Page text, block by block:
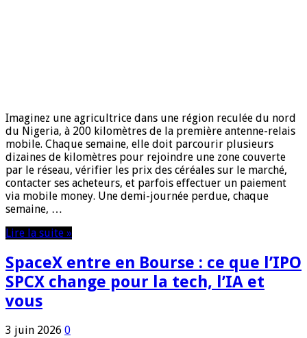
Imaginez une agricultrice dans une région reculée du nord
du Nigeria, à 200 kilomètres de la première antenne-relais
mobile. Chaque semaine, elle doit parcourir plusieurs
dizaines de kilomètres pour rejoindre une zone couverte
par le réseau, vérifier les prix des céréales sur le marché,
contacter ses acheteurs, et parfois effectuer un paiement
via mobile money. Une demi-journée perdue, chaque
semaine, …
Lire la suite »
SpaceX entre en Bourse : ce que l’IPO
SPCX change pour la tech, l’IA et
vous
3 juin 2026 0